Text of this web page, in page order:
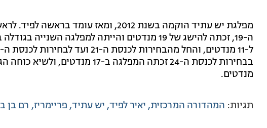
מפלגת יש עתיד הוקמה בשנת 2012, ומאז
מנדטים.
תגיות: המהדורה המרכזית יאיר לפיד יש עתיד פריימריז רם בן